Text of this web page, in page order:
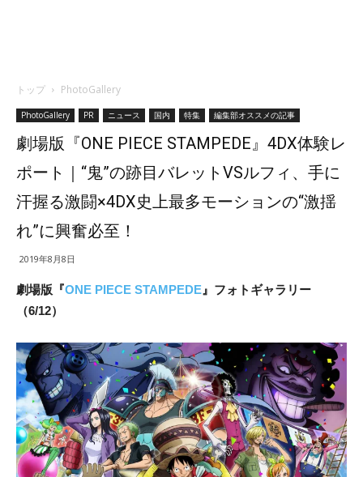
トップ PhotoGallery
PhotoGallery PR ニュース 国内 特集 編集部オススメの記事
劇場版『ONE PIECE STAMPEDE』4DX体験レ
ポート｜“鬼”の跡目バレットVSルフィ、手に
汗握る激闘×4DX史上最多モーションの“激揺
れ”に興奮必至！
2019年8月8日
劇場版『ONE PIECE STAMPEDE 』フォトギャラリー
（6/12）